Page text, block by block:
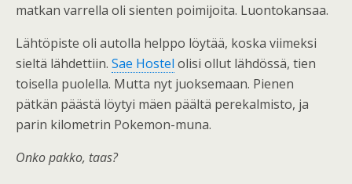
matkan varrella oli sienten poimijoita. Luontokansaa.
Lähtöpiste oli autolla helppo löytää, koska viimeksi
sieltä lähdettiin. Sae Hostel olisi ollut lähdössä, tien
toisella puolella. Mutta nyt juoksemaan. Pienen
pätkän päästä löytyi mäen päältä perekalmisto, ja
parin kilometrin Pokemon-muna.
Onko pakko, taas?